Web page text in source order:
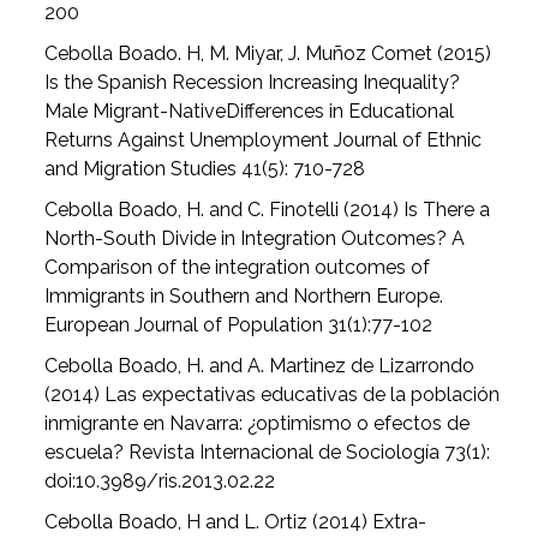
200
Cebolla Boado. H, M. Miyar, J. Muñoz Comet (2015)
Is the Spanish Recession Increasing Inequality?
Male Migrant-NativeDifferences in Educational
Returns Against Unemployment Journal of Ethnic
and Migration Studies 41(5): 710-728
Cebolla Boado, H. and C. Finotelli (2014) Is There a
North-South Divide in Integration Outcomes? A
Comparison of the integration outcomes of
Immigrants in Southern and Northern Europe.
European Journal of Population 31(1):77-102
Cebolla Boado, H. and A. Martinez de Lizarrondo
(2014) Las expectativas educativas de la población
inmigrante en Navarra: ¿optimismo o efectos de
escuela? Revista Internacional de Sociología 73(1):
doi:10.3989/ris.2013.02.22
Cebolla Boado, H and L. Ortiz (2014) Extra-